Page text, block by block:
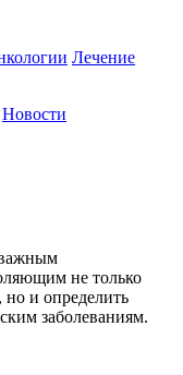
Лечение
Новости
важным
не только
но и определить
заболеваниям.